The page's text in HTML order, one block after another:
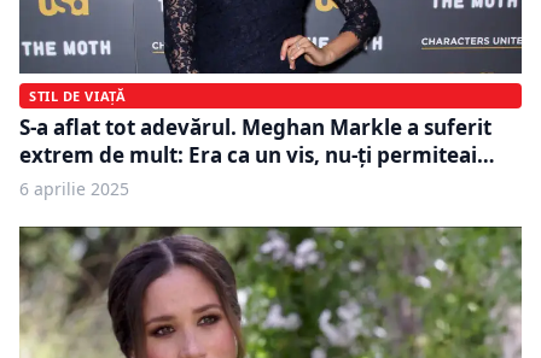
STIL DE VIAȚĂ
S-a aflat tot adevărul. Meghan Markle a suferit
extrem de mult: Era ca un vis, nu-ți permiteai…
6 aprilie 2025